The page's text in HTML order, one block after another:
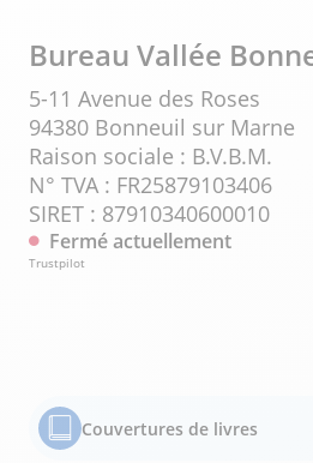
Bureau Vallée
5-11 Avenue des Roses
94380 Bonneuil sur Marne
Raison sociale : B.V.B.M.
N° TVA : FR25879103406
SIRET : 87910340600010
Fermé actuellement
Trustpilot
Couvertures de livres